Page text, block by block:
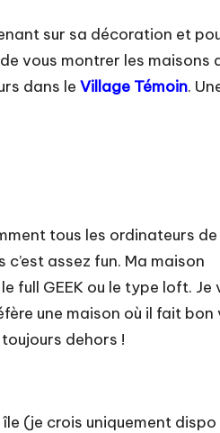
sur sa décoration et
vous montrer les maisons
dans le Village Témoin.
tous les ordinateurs
assez fun. Ma maison
full GEEK ou le type loft. Je
une maison où il fait bon
dehors !
(je crois uniquement